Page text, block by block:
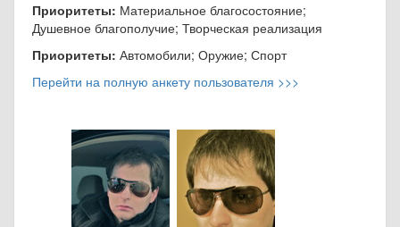
Приоритеты: Материальное благосостояние;
Душевное благополучие; Творческая реализация
Приоритеты: Автомобили; Оружие; Спорт
Перейти на полную анкету пользователя >>>